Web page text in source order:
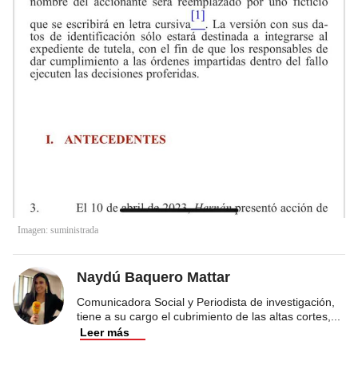
Imagen: suministrada
Naydú Baquero Mattar
Comunicadora Social y Periodista de investigación,
tiene a su cargo el cubrimiento de las altas cortes,
Leer más